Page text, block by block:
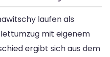
laufen als
mit eigenem
ergibt sich aus dem